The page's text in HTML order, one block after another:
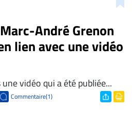
André Grenon
lien avec une vidéo
vidéo qui a été publiée...
Commentaire(1)